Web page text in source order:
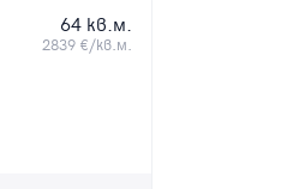
Мениджмънт
64 кв.м.
2839 €/кв.м.